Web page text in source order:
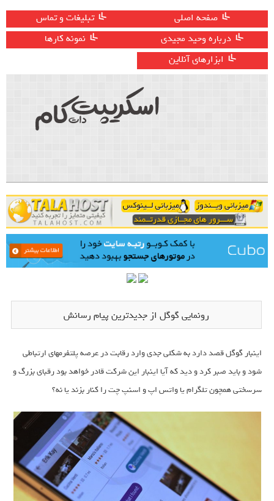
صفحه اصلی
تبلیغات و تماس
درباره وحید مجیدی
نمونه کارها
ابزارهای آنلاین
رونمایی گوگل از جدیدترین پیام رسانش
اینبار گوگل قصد دارد به شکلی جدی وارد رقابت در عرصه پلتفرمهای ارتباطی
شود و باید صبر کرد و دید که آیا اینبار این شرکت قادر خواهد بود رقبای بزرگ و
سرسختی همچون تلگرام یا واتس اپ و اسنپ چت را کنار بزند یا نه؟